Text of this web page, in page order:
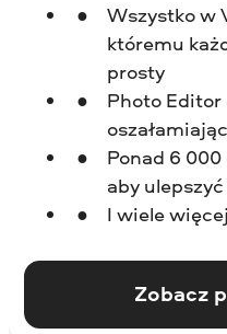
Wszystko w
któremu
prosty
Photo
Ponad 6
aby
I wiele
Zobacz